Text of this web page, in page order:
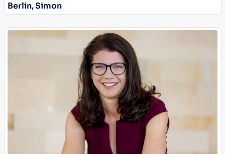
Berlin, Simon